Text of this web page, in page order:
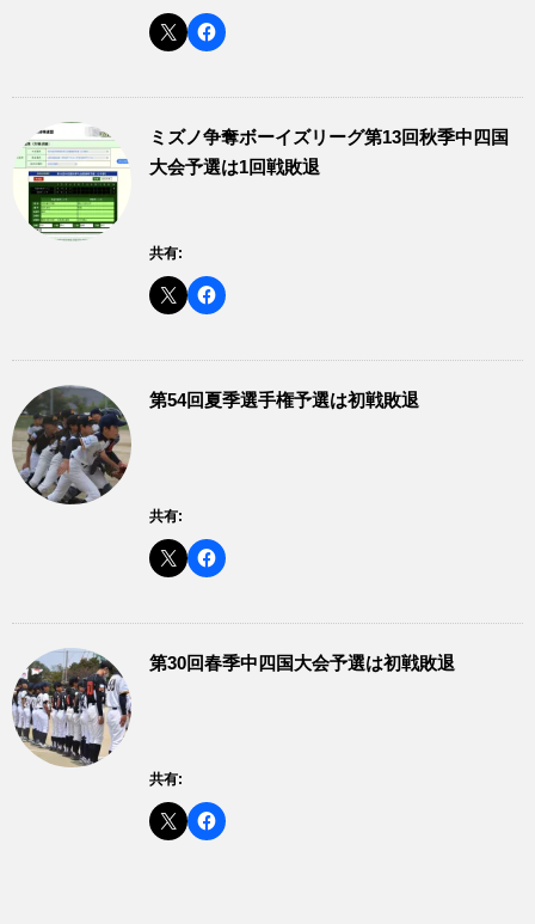
ミズノ争奪ボーイズリーグ第13回秋季中四国
大会予選は1回戦敗退
共有:
第54回夏季選手権予選は初戦敗退
共有:
第30回春季中四国大会予選は初戦敗退
共有: